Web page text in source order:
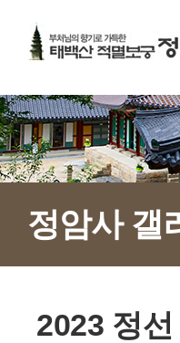
정암사 갤
2023 정